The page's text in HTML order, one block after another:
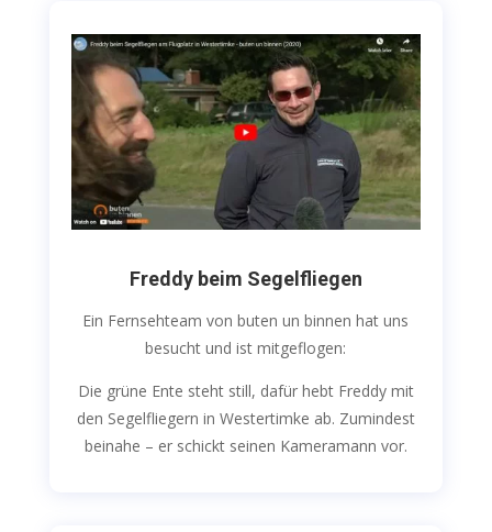
Freddy beim Segelfliegen
Ein Fernsehteam von buten un binnen hat uns
besucht und ist mitgeflogen:
Die grüne Ente steht still, dafür hebt Freddy mit
den Segelfliegern in Westertimke ab. Zumindest
beinahe – er schickt seinen Kameramann vor.